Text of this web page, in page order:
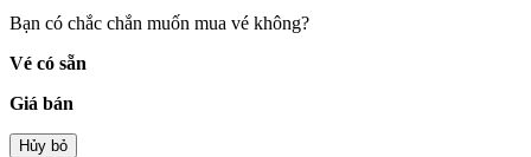
Bạn có chắc chắn muốn mua vé không?
Vé có sẵn
Giá bán
Hủy bỏ